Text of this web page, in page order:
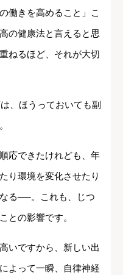
働きを高めること」こ
の健康法と言えると思
ねるほど、それが大切
、ほうっておいても副
応できたけれども、年
り環境を変化させたり
る──。これも、じつ
との影響です。
いですから、新しい出
よって一瞬、自律神経